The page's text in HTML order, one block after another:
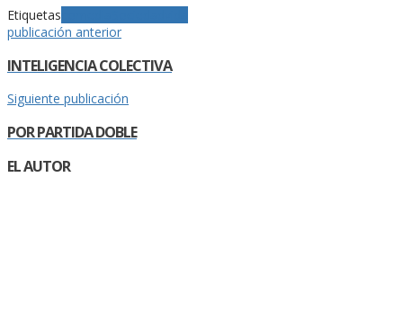
Etiquetas
publicación anterior
INTELIGENCIA COLECTIVA
Siguiente publicación
POR PARTIDA DOBLE
EL AUTOR